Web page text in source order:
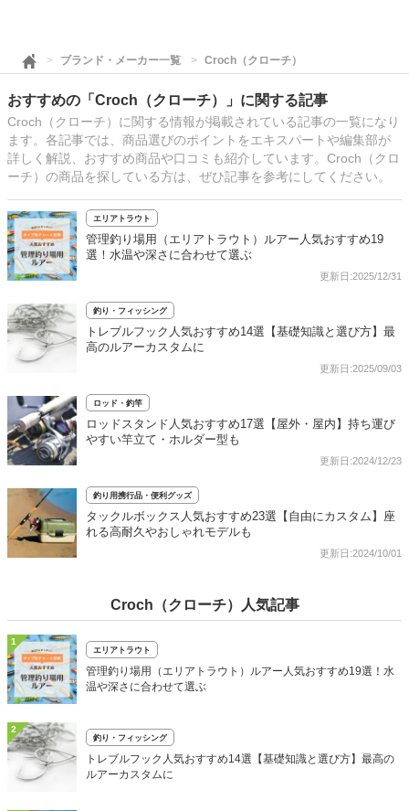
ブランド・メーカー一覧 Croch（クローチ）
おすすめの「Croch（クローチ）」に関する記事
Croch（クローチ）に関する情報が掲載されている記事の一覧になり
ます。各記事では、商品選びのポイントをエキスパートや編集部が
詳しく解説、おすすめ商品や口コミも紹介しています。Croch（クロ
ーチ）の商品を探している方は、ぜひ記事を参考にしてください。
エリアトラウト
管理釣り場用（エリアトラウト）ルアー人気おすすめ19
選！水温や深さに合わせて選ぶ
更新日:2025/12/31
釣り・フィッシング
トレブルフック人気おすすめ14選【基礎知識と選び方】最
高のルアーカスタムに
更新日:2025/09/03
ロッド・釣竿
ロッドスタンド人気おすすめ17選【屋外・屋内】持ち運び
やすい竿立て・ホルダー型も
更新日:2024/12/23
釣り用携行品・便利グッズ
タックルボックス人気おすすめ23選【自由にカスタム】座
れる高耐久やおしゃれモデルも
更新日:2024/10/01
Croch（クローチ）人気記事
1
エリアトラウト
管理釣り場用（エリアトラウト）ルアー人気おすすめ19選！水
温や深さに合わせて選ぶ
2
釣り・フィッシング
トレブルフック人気おすすめ14選【基礎知識と選び方】最高の
ルアーカスタムに